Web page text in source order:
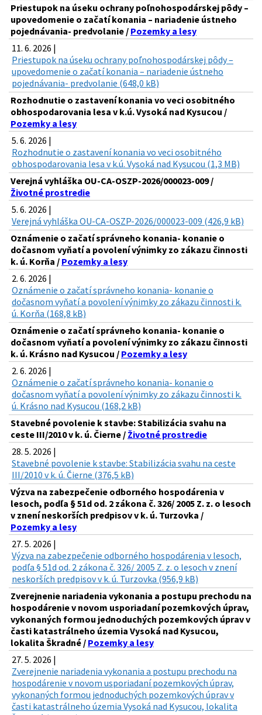
Priestupok na úseku ochrany poľnohospodárskej pôdy –
upovedomenie o začatí konania – nariadenie ústneho
pojednávania- predvolanie / Pozemky a lesy
11. 6. 2026 |
Priestupok na úseku ochrany poľnohospodárskej pôdy –
upovedomenie o začatí konania – nariadenie ústneho
pojednávania- predvolanie (648,0 kB)
Rozhodnutie o zastavení konania vo veci osobitného
obhospodarovania lesa v k.ú. Vysoká nad Kysucou /
Pozemky a lesy
5. 6. 2026 |
Rozhodnutie o zastavení konania vo veci osobitného
obhospodarovania lesa v k.ú. Vysoká nad Kysucou (1,3 MB)
Verejná vyhláška OU-CA-OSZP-2026/000023-009 /
Životné prostredie
5. 6. 2026 |
Verejná vyhláška OU-CA-OSZP-2026/000023-009 (426,9 kB)
Oznámenie o začatí správneho konania- konanie o
dočasnom vyňatí a povolení výnimky zo zákazu činnosti
k. ú. Korňa / Pozemky a lesy
2. 6. 2026 |
Oznámenie o začatí správneho konania- konanie o
dočasnom vyňatí a povolení výnimky zo zákazu činnosti k.
ú. Korňa (168,8 kB)
Oznámenie o začatí správneho konania- konanie o
dočasnom vyňatí a povolení výnimky zo zákazu činnosti
k. ú. Krásno nad Kysucou / Pozemky a lesy
2. 6. 2026 |
Oznámenie o začatí správneho konania- konanie o
dočasnom vyňatí a povolení výnimky zo zákazu činnosti k.
ú. Krásno nad Kysucou (168,2 kB)
Stavebné povolenie k stavbe: Stabilizácia svahu na
ceste III/2010 v k. ú. Čierne / Životné prostredie
28. 5. 2026 |
Stavebné povolenie k stavbe: Stabilizácia svahu na ceste
III/2010 v k. ú. Čierne (376,5 kB)
Výzva na zabezpečenie odborného hospodárenia v
lesoch, podľa § 51d od. 2 zákona č. 326/ 2005 Z. z. o lesoch
v znení neskorších predpisov v k. ú. Turzovka /
Pozemky a lesy
27. 5. 2026 |
Výzva na zabezpečenie odborného hospodárenia v lesoch,
podľa § 51d od. 2 zákona č. 326/ 2005 Z. z. o lesoch v znení
neskorších predpisov v k. ú. Turzovka (956,9 kB)
Zverejnenie nariadenia vykonania a postupu prechodu na
hospodárenie v novom usporiadaní pozemkových úprav,
vykonaných formou jednoduchých pozemkových úprav v
časti katastrálneho územia Vysoká nad Kysucou,
lokalita Škradné / Pozemky a lesy
27. 5. 2026 |
Zverejnenie nariadenia vykonania a postupu prechodu na
hospodárenie v novom usporiadaní pozemkových úprav,
vykonaných formou jednoduchých pozemkových úprav v
časti katastrálneho územia Vysoká nad Kysucou, lokalita